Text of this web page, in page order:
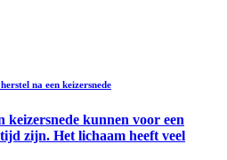
na een keizersnede
keizersnede kunnen voor een
zijn. Het lichaam heeft veel